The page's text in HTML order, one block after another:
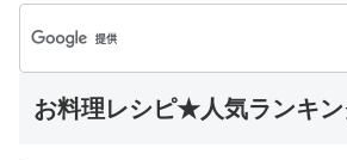
お料理レシピ★人気ランキ